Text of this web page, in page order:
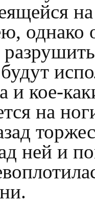
однако
и кое-
на
ней и